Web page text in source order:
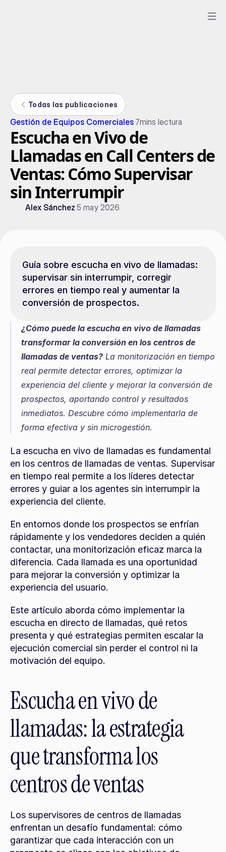
Todas las publicaciones
Gestión de Equipos Comerciales 7mins lectura
Escucha en Vivo de
Llamadas en Call Centers de
Ventas: Cómo Supervisar
sin Interrumpir
Alex Sánchez 5 may 2026
Guía sobre escucha en vivo de llamadas:
supervisar sin interrumpir, corregir
errores en tiempo real y aumentar la
conversión de prospectos.
¿Cómo puede la escucha en vivo de llamadas
transformar la conversión en los centros de
llamadas de ventas? La monitorización en tiempo
real permite detectar errores, optimizar la
experiencia del cliente y mejorar la conversión de
prospectos, aportando control y resultados
inmediatos. Descubre cómo implementarla de
forma efectiva y sin microgestión.
La escucha en vivo de llamadas es fundamental
en los centros de llamadas de ventas. Supervisar
en tiempo real permite a los líderes detectar
errores y guiar a los agentes sin interrumpir la
experiencia del cliente.
En entornos donde los prospectos se enfrían
rápidamente y los vendedores deciden a quién
contactar, una monitorización eficaz marca la
diferencia. Cada llamada es una oportunidad
para mejorar la conversión y optimizar la
experiencia del usuario.
Este artículo aborda cómo implementar la
escucha en directo de llamadas, qué retos
presenta y qué estrategias permiten escalar la
ejecución comercial sin perder el control ni la
motivación del equipo.
Escucha en vivo de
llamadas: la estrategia
que transforma los
centros de ventas
Los supervisores de centros de llamadas
enfrentan un desafío fundamental: cómo
garantizar que cada interacción con un